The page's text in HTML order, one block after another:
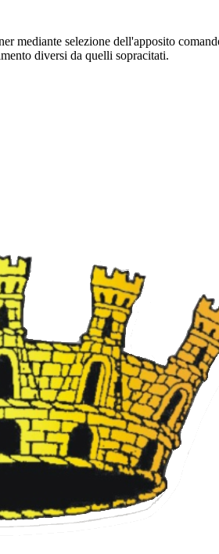
mediante selezione dell'apposito
diversi da quelli sopracitati.